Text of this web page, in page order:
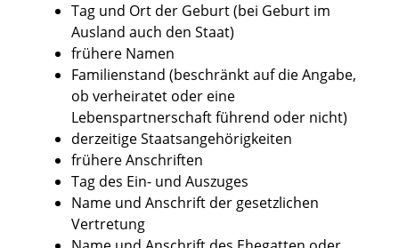
Tag und Ort der Geburt (bei Geburt im
Ausland auch den Staat)
frühere Namen
Familienstand (beschränkt auf die Angabe,
ob verheiratet oder eine
Lebenspartnerschaft führend oder nicht)
derzeitige Staatsangehörigkeiten
frühere Anschriften
Tag des Ein- und Auszuges
Name und Anschrift der gesetzlichen
Vertretung